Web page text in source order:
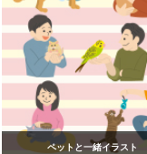
ペットと一緒イラスト